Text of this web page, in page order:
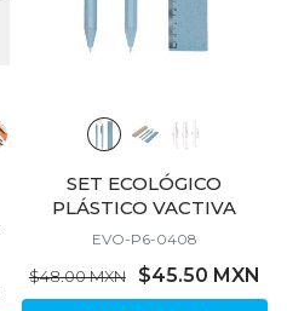
SET ECOLÓGICO
PLÁSTICO VACTIVA
EVO-P6-0408
$48.00 MXN $45.50 MXN